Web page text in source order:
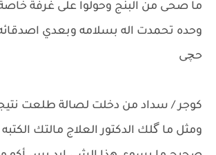
ما صحى من البنج وحولوا على غرفة
وحده تحمدت اله بسلامه وبعدي
حچى
كوجر / سداد من دخلت لصالة طلعت
ومثل ما گلك الدكتور العلاج مالتك الكتبه